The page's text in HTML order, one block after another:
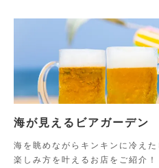
海が見えるビアガーデン
海を眺めながらキンキンに冷え
楽しみ方を叶えるお店をご紹介！